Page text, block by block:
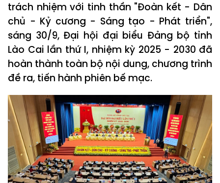
trách nhiệm với tinh thần "Đoàn kết - Dân
chủ - Kỷ cương - Sáng tạo - Phát triển",
sáng 30/9, Đại hội đại biểu Đảng bộ tỉnh
Lào Cai lần thứ I, nhiệm kỳ 2025 - 2030 đã
hoàn thành toàn bộ nội dung, chương trình
đề ra, tiến hành phiên bế mạc.